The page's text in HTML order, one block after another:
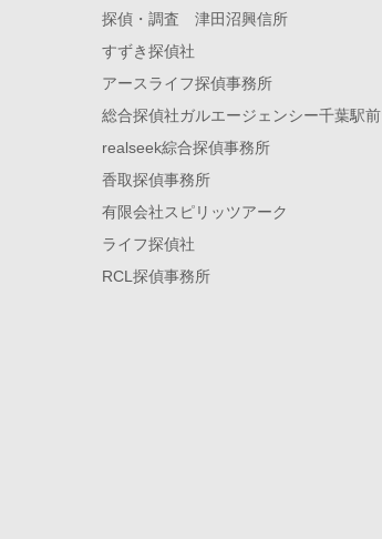
探偵・調査 津田沼興信所
すずき探偵社
アースライフ探偵事務所
総合探偵社ガルエージェンシー千葉駅前
realseek綜合探偵事務所
香取探偵事務所
有限会社スピリッツアーク
ライフ探偵社
RCL探偵事務所